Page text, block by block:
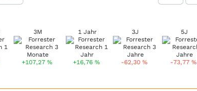
3M
+107,27 %
1 Jahr
+16,76 %
3J
-62,30%
5J
-73,77%